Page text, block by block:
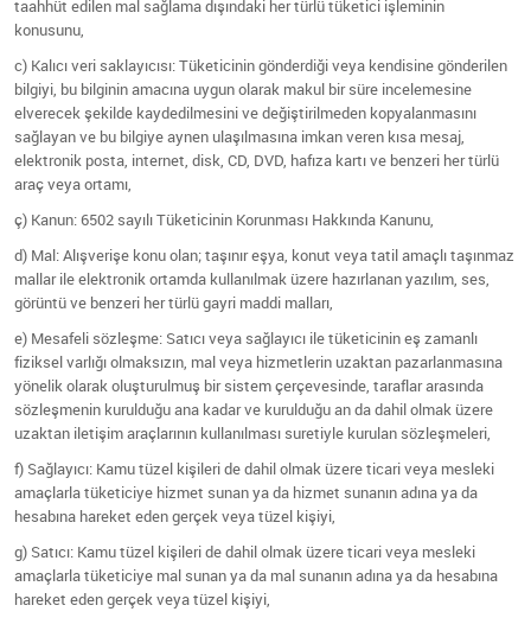
taahhüt edilen mal sağlama dışındaki her türlü tüketici işleminin
konusunu,
c) Kalıcı veri saklayıcısı: Tüketicinin gönderdiği veya kendisine gönderilen
bilgiyi, bu bilginin amacına uygun olarak makul bir süre incelemesine
elverecek şekilde kaydedilmesini ve değiştirilmeden kopyalanmasını
sağlayan ve bu bilgiye aynen ulaşılmasına imkan veren kısa mesaj,
elektronik posta, internet, disk, CD, DVD, hafıza kartı ve benzeri her türlü
araç veya ortamı,
ç) Kanun: 6502 sayılı Tüketicinin Korunması Hakkında Kanunu,
d) Mal: Alışverişe konu olan; taşınır eşya, konut veya tatil amaçlı taşınmaz
mallar ile elektronik ortamda kullanılmak üzere hazırlanan yazılım, ses,
görüntü ve benzeri her türlü gayri maddi malları,
e) Mesafeli sözleşme: Satıcı veya sağlayıcı ile tüketicinin eş zamanlı
fiziksel varlığı olmaksızın, mal veya hizmetlerin uzaktan pazarlanmasına
yönelik olarak oluşturulmuş bir sistem çerçevesinde, taraflar arasında
sözleşmenin kurulduğu ana kadar ve kurulduğu an da dahil olmak üzere
uzaktan iletişim araçlarının kullanılması suretiyle kurulan sözleşmeleri,
f) Sağlayıcı: Kamu tüzel kişileri de dahil olmak üzere ticari veya mesleki
amaçlarla tüketiciye hizmet sunan ya da hizmet sunanın adına ya da
hesabına hareket eden gerçek veya tüzel kişiyi,
g) Satıcı: Kamu tüzel kişileri de dahil olmak üzere ticari veya mesleki
amaçlarla tüketiciye mal sunan ya da mal sunanın adına ya da hesabına
hareket eden gerçek veya tüzel kişiyi,